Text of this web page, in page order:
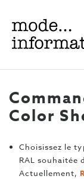
Mode
information
Color
Choisissez le
RAL souhaitée
Actuellement,